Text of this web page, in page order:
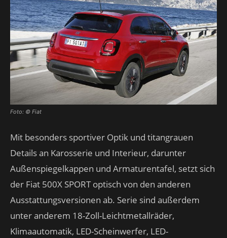
Foto: © Fiat
Mit besonders sportiver Optik und titangrauen
Details an Karosserie und Interieur, darunter
Außenspiegelkappen und Armaturentafel, setzt sich
der Fiat 500X SPORT optisch von den anderen
Ausstattungsversionen ab. Serie sind außerdem
unter anderem 18-Zoll-Leichtmetallräder,
Klimaautomatik, LED-Scheinwerfer, LED-